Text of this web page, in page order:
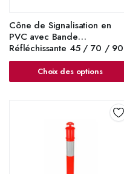
Cône de Signalisation en
PVC avec Bande
Réfléchissante 45 / 70 / 90
cm – ULTRASAFE
Choix des options